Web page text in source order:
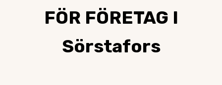
FÖR FÖRETAG I
Sörstafors